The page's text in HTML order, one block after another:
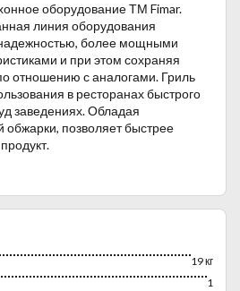
оборудование ТМ Fimar.
линия оборудования
более мощными
и при этом сохраняя
отношению с аналогами. Гриль
в ресторанах быстрого
заведениях. Обладая
обжарки, позволяет быстрее
работающий в диапозоне от 50
из нержавеющей стали.
19 кг
1